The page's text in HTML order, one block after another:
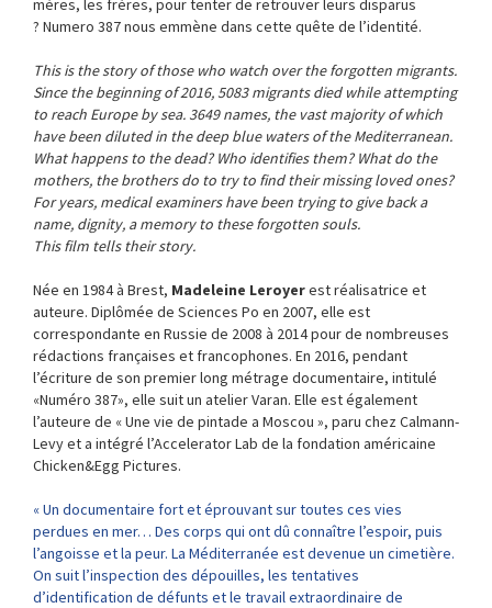
mères, les frères, pour tenter de retrouver leurs disparus
? Numero 387 nous emmène dans cette quête de l’identité.
This is the story of those who watch over the forgotten migrants.
Since the beginning of 2016, 5083 migrants died while attempting
to reach Europe by sea. 3649 names, the vast majority of which
have been diluted in the deep blue waters of the Mediterranean.
What happens to the dead? Who identifies them? What do the
mothers, the brothers do to try to find their missing loved ones?
For years, medical examiners have been trying to give back a
name, dignity, a memory to these forgotten souls.
This film tells their story.
Née en 1984 à Brest, Madeleine Leroyerest réalisatrice et
auteure. Diplômée de Sciences Po en 2007, elle est
correspondante en Russie de 2008 à 2014 pour de nombreuses
rédactions françaises et francophones. En 2016, pendant
l’écriture de son premier long métrage documentaire, intitulé
«Numéro 387», elle suit un atelier Varan. Elle est également
l’auteure de « Une vie de pintade a Moscou », paru chez Calmann-
Levy et a intégré l’Accelerator Lab de la fondation américaine
Chicken&Egg Pictures.
« Un documentaire fort et éprouvant sur toutes ces vies
perdues en mer… Des corps qui ont dû connaître l’espoir, puis
l’angoisse et la peur. La Méditerranée est devenue un cimetière.
On suit l’inspection des dépouilles, les tentatives
d’identification de défunts et le travail extraordinaire de